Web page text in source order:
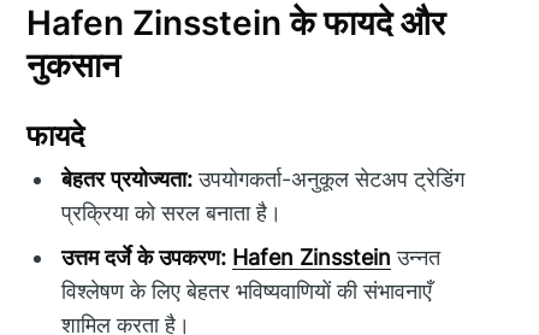
Hafen Zinsstein के फायदे और
नुकसान
फायदे
बेहतर प्रयोज्यता:उपयोगकर्ता-अनुकूल सेटअप ट्रेडिंग
प्रक्रिया को सरल बनाता है।
उत्तम दर्जे के उपकरण: Hafen Zinsstein उन्नत
विश्लेषण के लिए बेहतर भविष्यवाणियों की संभावनाएँ
शामिल करता है।